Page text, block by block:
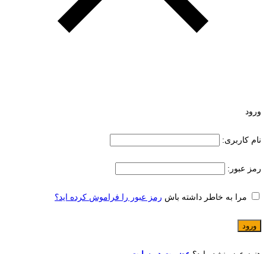
ورود
نام کاربری:
رمز عبور:
مرا به خاطر داشته باش رمز عبور را فراموش کرده اید؟